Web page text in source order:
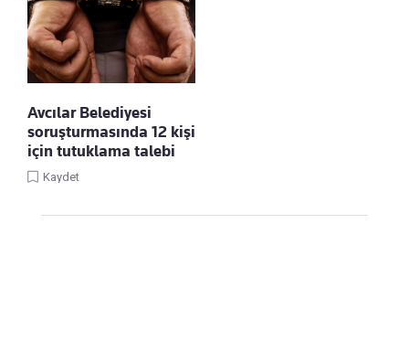
Avcılar Belediyesi
soruşturmasında 12 kişi
için tutuklama talebi
Kaydet